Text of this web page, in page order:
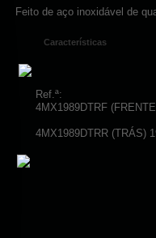
Feito de aço inoxidável de
Características
Ref.ª:
4MX1989DTRF
4MX1989DTRR (TRÁS)